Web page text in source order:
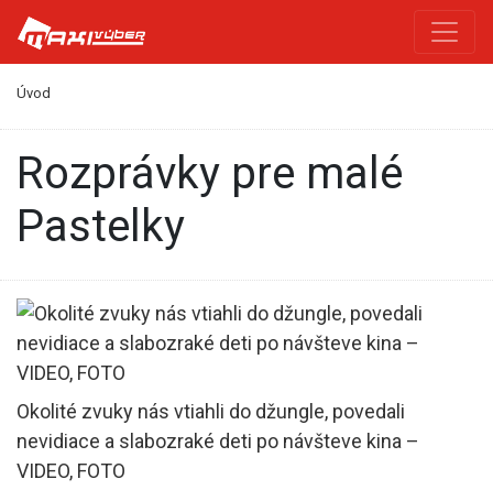
Úvod
Rozprávky pre malé
Pastelky
Okolité zvuky nás vtiahli do džungle, povedali
nevidiace a slabozraké deti po návšteve kina –
VIDEO, FOTO